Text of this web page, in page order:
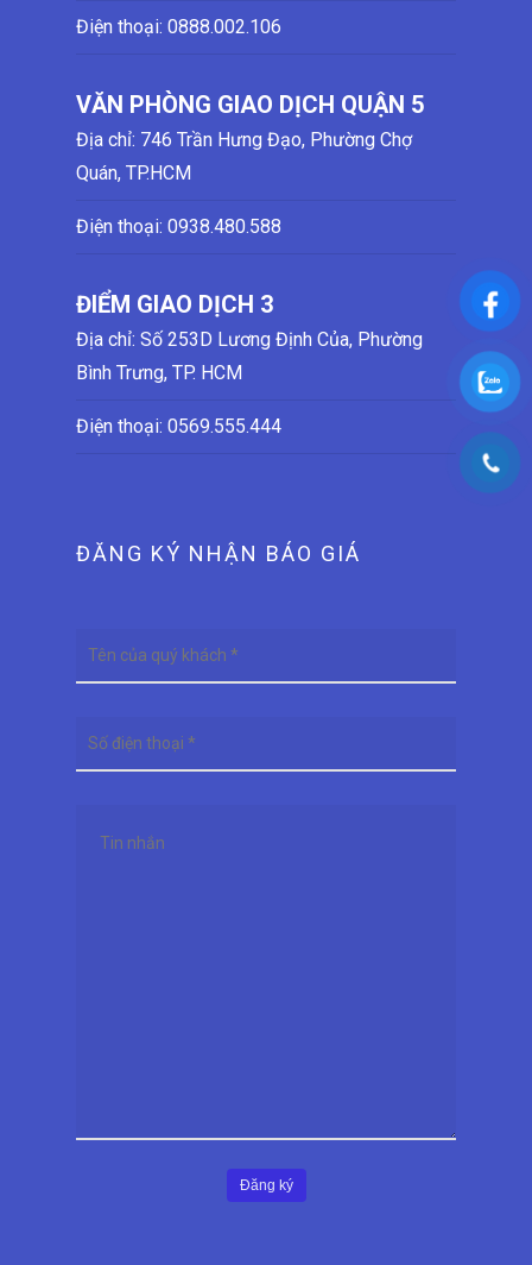
Điện thoại: 0888.002.106
VĂN PHÒNG GIAO DỊCH QUẬN 5
Địa chỉ: 746 Trần Hưng Đạo, Phường Chợ
Quán, TP.HCM
Điện thoại: 0938.480.588
ĐIỂM GIAO DỊCH 3
Địa chỉ: Số 253D Lương Định Của, Phường
Bình Trưng, TP. HCM
Điện thoại: 0569.555.444
ĐĂNG KÝ NHẬN BÁO GIÁ